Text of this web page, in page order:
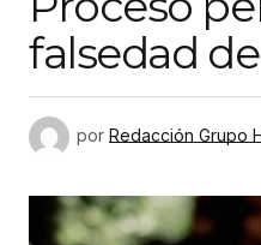
falsedad
por Redacción Grupo